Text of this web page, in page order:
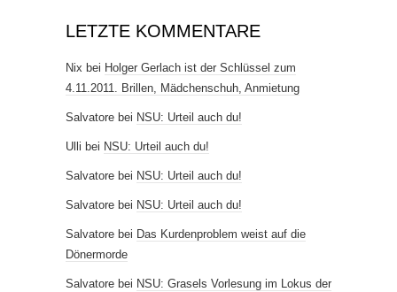
LETZTE KOMMENTARE
Nix bei Holger Gerlach ist der Schlüssel zum
4.11.2011. Brillen, Mädchenschuh, Anmietung
Salvatore bei NSU: Urteil auch du!
Ulli bei NSU: Urteil auch du!
Salvatore bei NSU: Urteil auch du!
Salvatore bei NSU: Urteil auch du!
Salvatore bei Das Kurdenproblem weist auf die
Dönermorde
Salvatore bei NSU: Grasels Vorlesung im Lokus der